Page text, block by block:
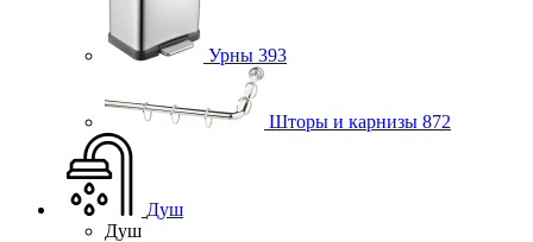
Урны 393
Шторы и карнизы 872
Душ
Душ